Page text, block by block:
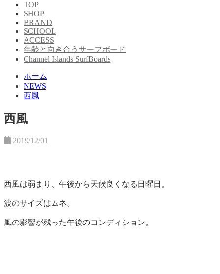
TOP
SHOP
BRAND
SCHOOL
ACCESS
年齢と向き合うサーフボード
Channel Islands SurfBoards
ホーム
NEWS
西風
西風
2019/12/01
西風は弱まり、午後から天候良くなる日曜日。
波のサイズはムネ。
風の影響が残った午後のコンディション。